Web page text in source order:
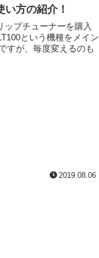
方の紹介！
プチューナーを購入
という機種をメイン
すが、毎度変えるのも
2019.08.06